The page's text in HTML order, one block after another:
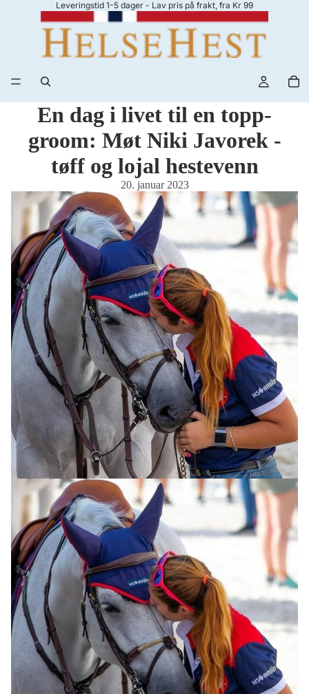
Leveringstid 1-5 dager - Lav pris på frakt, fra Kr 99
En dag i livet til en topp-
groom: Møt Niki Javorek -
tøff og lojal hestevenn
20. januar 2023